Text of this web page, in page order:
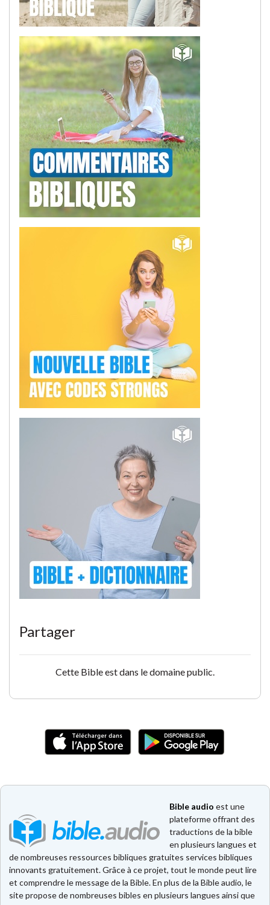
Partager
Cette Bible est dans le domaine public.
Bible audio est une
plateforme offrant des
traductions de la bible
en plusieurs langues et
de nombreuses ressources bibliques gratuites services bibliques
innovants gratuitement. Grâce à ce projet, tout le monde peut lire
et comprendre le message de la Bible. En plus de la Bible audio, le
site propose de nombreuses bibles en plusieurs langues ainsi que